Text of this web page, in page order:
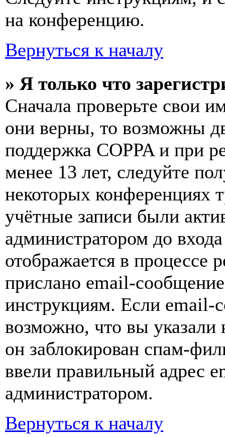
на конференцию.
Вернуться к началу
» Я только что
Сначала проверьте свои
они верны, то возможны
поддержка COPPA и при
менее 13 лет, следуйте
некоторых конференциях
учётные записи были
администратором до
отображается в процессе
прислано email-
инструкциям. Если email-
возможно, что вы
он заблокирован спам-
ввели правильный адрес
администратором.
Вернуться к началу